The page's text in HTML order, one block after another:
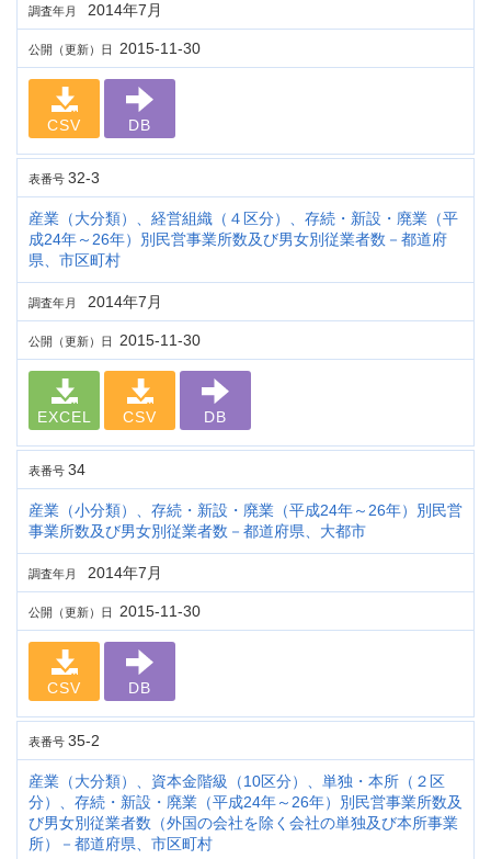
調査年月 2014年7月
公開（更新）日 2015-11-30
CSV DB
表番号 32-3
産業（大分類）、経営組織（４区分）、存続・新設・廃業（平
成24年～26年）別民営事業所数及び男女別従業者数－都道府
県、市区町村
調査年月 2014年7月
公開（更新）日 2015-11-30
EXCEL CSV DB
表番号 34
産業（小分類）、存続・新設・廃業（平成24年～26年）別民営
事業所数及び男女別従業者数－都道府県、大都市
調査年月 2014年7月
公開（更新）日 2015-11-30
CSV DB
表番号 35-2
産業（大分類）、資本金階級（10区分）、単独・本所（２区
分）、存続・新設・廃業（平成24年～26年）別民営事業所数及
び男女別従業者数（外国の会社を除く会社の単独及び本所事業
所）－都道府県、市区町村